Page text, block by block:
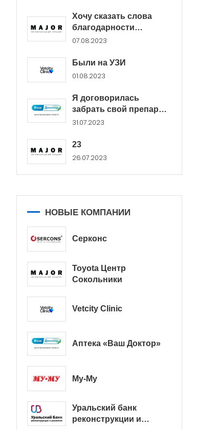
Хочу сказать слова
благодарности
менеджерам Major...
07.08.2023
Были на УЗИ
01.08.2023
Я договорилась
забрать свой препарат
в...
31.07.2023
23
26.07.2023
НОВЫЕ КОМПАНИИ
Серконс
Toyota Центр
Сокольники
Vetcity Clinic
Аптека «Ваш Доктор»
Му-Му
Уральский банк
реконструкции и